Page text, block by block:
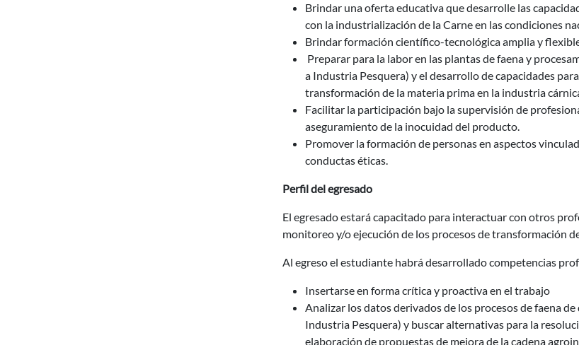
Brindar una oferta educativa que desarrolle las
con la industrialización de la Carne en las condiciones
Brindar formación científico-tecnológica amplia y
Preparar para la labor en las plantas de faena y
a Industria Pesquera) y el desarrollo de capacidades
transformación de la materia prima en la industria
Facilitar la participación bajo la supervisión de
aseguramiento de la inocuidad del producto.
Promover la formación de personas en aspectos
conductas éticas.
Perfil del egresado
El egresado estará capacitado para interactuar con otros
monitoreo y/o ejecución de los procesos de transformación
Al egreso el estudiante habrá desarrollado competencias
Insertarse en forma crítica y proactiva en el trabajo
Analizar los datos derivados de los procesos de faena
Industria Pesquera) y buscar alternativas para la
elaboración de propuestas de mejora de la cadena